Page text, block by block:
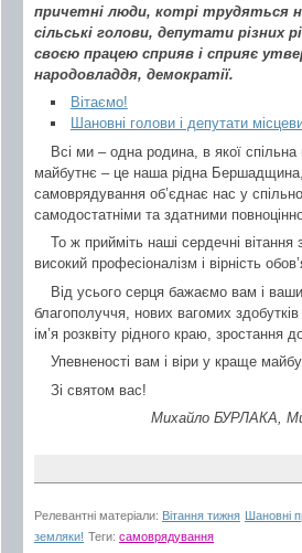
причетні люди, котрі трудяться на
сільські голови, депутати різних
своєю працею сприяв і сприяє
народовладдя, демократії.
Вітаємо!
Шановні голови і депутати
Всі ми – одна родина, в якої спільна
майбутнє – це наша рідна
самоврядування об’єднає нас у
самодостатніми та здатними
То ж прийміть наші сердечні
високий професіоналізм і вірність
Від усього серця бажаємо вам і
благополуччя, нових вагомих
ім’я розквіту рідного краю, зростання
Упевненості вам і віри у краще
Зі святом вас!
Михайло БУРЛАКА,
Релевантні матеріали: Вітання тижня Шановні
земляки! Теги: самоврядування